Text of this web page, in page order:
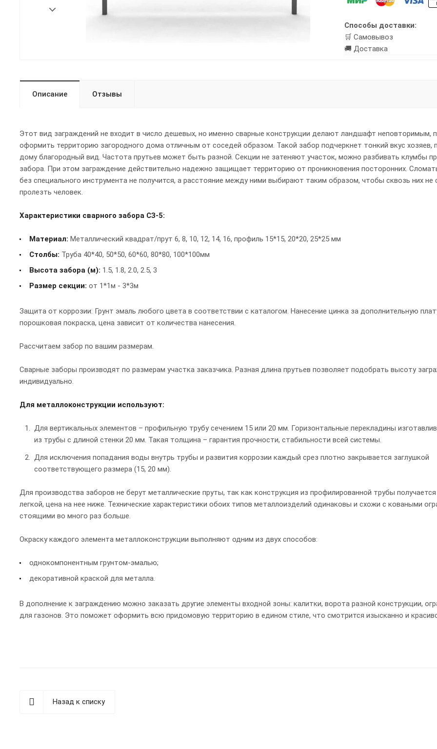
Способы доставки:
🛒 Самовывоз
🚚 Доставка
Описание Отзывы
Этот вид заграждений не входит в число дешевых, но именно сварные конструкции делают ландшафт неповторимым,
оформить территорию загородного дома отличным от соседей образом. Такой забор подчеркнет тонкий вкус хозяев,
дому благородный вид. Частота прутьев может быть разной. Секции не затеняют участок, можно разбивать клумбы
забора. При этом заграждение действительно надежно защищает территорию от проникновения посторонних.
без специального инструмента не получится, а расстояние между ними выбирают таким образом, чтобы сквозь них не
пролезть человек.
Характеристики сварного забора СЗ-5:
Материал: Металлический квадрат/прут 6, 8, 10, 12, 14, 16, профиль 15*15, 20*20, 25*25 мм
Столбы: Труба 40*40, 50*50, 60*60, 80*80, 100*100мм
Высота забора (м): 1.5, 1.8, 2.0, 2.5, 3
Размер секции: от 1*1м - 3*3м
Защита от коррозии: Грунт эмаль любого цвета в соответствии с каталогом. Нанесение цинка за дополнительную
порошковая покраска, цена зависит от количества нанесения.
Рассчитаем забор по вашим размерам.
Сварные заборы производят по размерам участка заказчика. Разная длина прутьев позволяет подобрать высоту
индивидуально.
Для металлоконструкции используют:
Для вертикальных элементов – профильную трубу сечением 15 или 20 мм. Горизонтальные перекладины
из трубы с длиной стенки 20 мм. Такая толщина – гарантия прочности, стабильности всей системы.
Для исключения попадания воды внутрь трубы и развития коррозии каждый срез плотно закрывается заглушкой
соответствующего размера (15, 20 мм).
Для производства заборов не берут металлические пруты, так как конструкция из профилированной трубы
легкой, цена на нее ниже. Технические характеристики обоих типов металлоизделий одинаковы и схожи с коваными
стоящими во много раз больше.
Окраску каждого элемента металлоконструкции выполняют одним из двух способов:
однокомпонентным грунтом-эмалью;
декоративной краской для металла.
В дополнение к заграждению можно заказать другие элементы входной зоны: калитки, ворота разной конструкции,
для газонов. Это поможет оформить всю придомовую территорию в едином стиле, что смотрится изысканно и
Назад к списку